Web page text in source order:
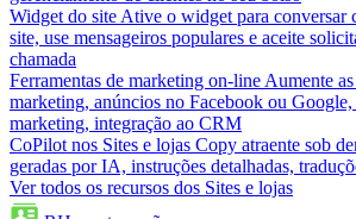
Widget do site Ative o widget para conversar
site, use mensageiros populares e aceite
chamada
Ferramentas de marketing on-line Aumente
marketing, anúncios no Facebook ou Google,
marketing, integração ao CRM
CoPilot nos Sites e lojas Copy atraente sob
geradas por IA, instruções detalhadas,
Ver todos os recursos dos Sites e lojas